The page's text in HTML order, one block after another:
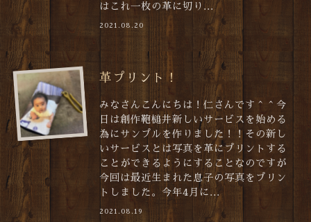
はこれ一枚の革に切り...
2021.08.20
革プリント！
みなさんこんにちは！仁さんです＾＾今
日は創作鞄槌井新しいサービスを始める
為にサンプルを作りました！！その新し
いサービスとは写真を革にプリントする
ことができるようにすることなのですが
今回は最近生まれた息子の写真をプリン
トしました。今年4月に...
2021.08.19